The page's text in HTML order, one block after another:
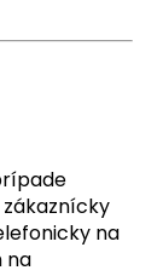
na
na